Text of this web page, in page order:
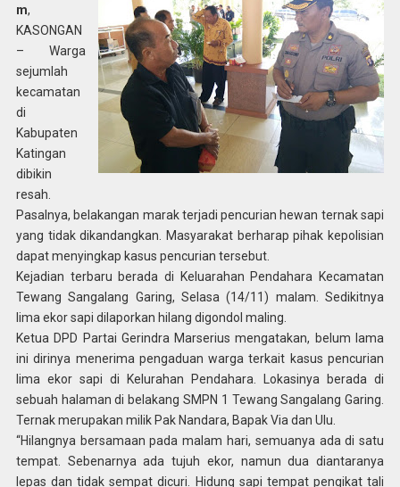
m,
KASONGAN
– Warga
sejumlah
kecamatan
di
Kabupaten
Katingan
dibikin
resah.
Pasalnya, belakangan marak terjadi pencurian hewan ternak sapi
yang tidak dikandangkan. Masyarakat berharap pihak kepolisian
dapat menyingkap kasus pencurian tersebut.
Kejadian terbaru berada di Keluarahan Pendahara Kecamatan
Tewang Sangalang Garing, Selasa (14/11) malam. Sedikitnya
lima ekor sapi dilaporkan hilang digondol maling.
Ketua DPD Partai Gerindra Marserius mengatakan, belum lama
ini dirinya menerima pengaduan warga terkait kasus pencurian
lima ekor sapi di Kelurahan Pendahara. Lokasinya berada di
sebuah halaman di belakang SMPN 1 Tewang Sangalang Garing.
Ternak merupakan milik Pak Nandara, Bapak Via dan Ulu.
“Hilangnya bersamaan pada malam hari, semuanya ada di satu
tempat. Sebenarnya ada tujuh ekor, namun dua diantaranya
lepas dan tidak sempat dicuri. Hidung sapi tempat pengikat tali